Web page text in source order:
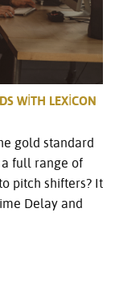
WITH LEXICON
gold standard
full range of
pitch shifters? It
Delay and